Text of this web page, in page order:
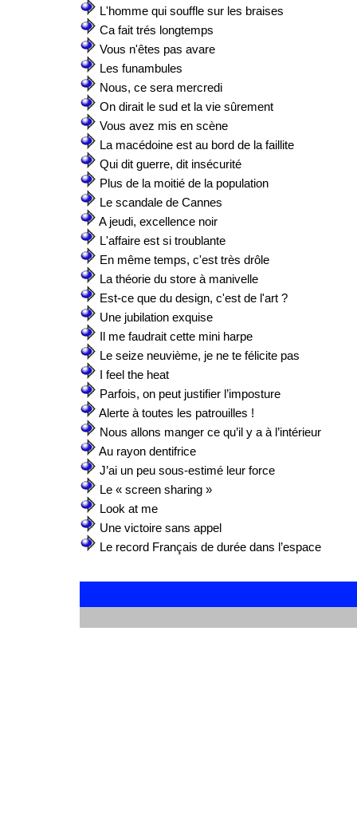
L'homme qui souffle sur les braises
Ca fait trés longtemps
Vous n'êtes pas avare
Les funambules
Nous, ce sera mercredi
On dirait le sud et la vie sûrement
Vous avez mis en scène
La macédoine est au bord de la faillite
Qui dit guerre, dit insécurité
Plus de la moitié de la population
Le scandale de Cannes
A jeudi, excellence noir
L'affaire est si troublante
En même temps, c'est très drôle
La théorie du store à manivelle
Est-ce que du design, c'est de l'art ?
Une jubilation exquise
Il me faudrait cette mini harpe
Le seize neuvième, je ne te félicite pas
I feel the heat
Parfois, on peut justifier l’imposture
Alerte à toutes les patrouilles !
Nous allons manger ce qu’il y a à l’intérieur
Au rayon dentifrice
J’ai un peu sous-estimé leur force
Le « screen sharing »
Look at me
Une victoire sans appel
Le record Français de durée dans l’espace